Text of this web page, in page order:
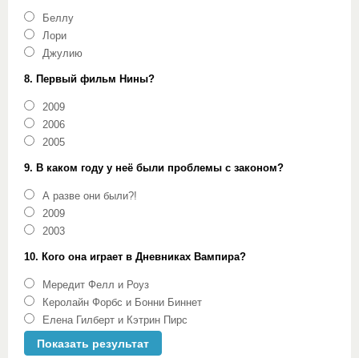
Беллу
Лори
Джулию
8. Первый фильм Нины?
2009
2006
2005
9. В каком году у неё были проблемы с законом?
А разве они были?!
2009
2003
10. Кого она играет в Дневниках Вампира?
Мередит Фелл и Роуз
Керолайн Форбс и Бонни Биннет
Елена Гилберт и Кэтрин Пирс